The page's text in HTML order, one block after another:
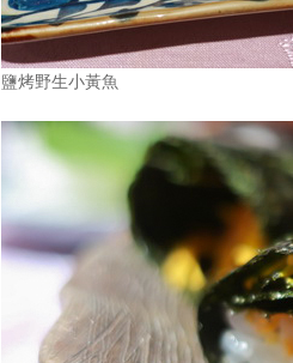
鹽烤野生小黃魚